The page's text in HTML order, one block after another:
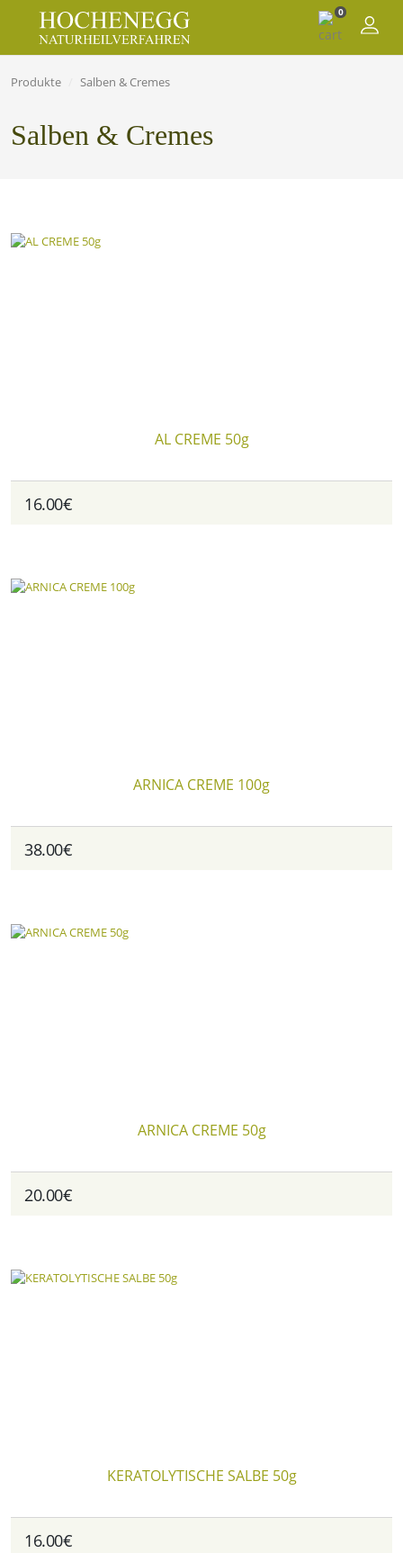
0
Produkte Salben & Cremes
Salben & Cremes
AL CREME 50g
16.00€
ARNICA CREME 100g
38.00€
ARNICA CREME 50g
20.00€
KERATOLYTISCHE SALBE 50g
16.00€